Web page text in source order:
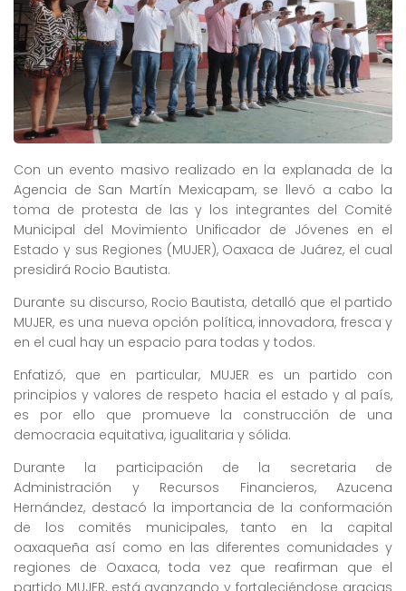
Con un evento masivo realizado en la explanada de la
Agencia de San Martín Mexicapam, se llevó a cabo la
toma de protesta de las y los integrantes del Comité
Municipal del Movimiento Unificador de Jóvenes en el
Estado y sus Regiones (MUJER), Oaxaca de Juárez, el cual
presidirá Rocio Bautista.
Durante su discurso, Rocio Bautista, detalló que el partido
MUJER, es una nueva opción política, innovadora, fresca y
en el cual hay un espacio para todas y todos.
Enfatizó, que en particular, MUJER es un partido con
principios y valores de respeto hacia el estado y al país,
es por ello que promueve la construcción de una
democracia equitativa, igualitaria y sólida.
Durante la participación de la secretaria de
Administración y Recursos Financieros, Azucena
Hernández, destacó la importancia de la conformación
de los comités municipales, tanto en la capital
oaxaqueña así como en las diferentes comunidades y
regiones de Oaxaca, toda vez que reafirman que el